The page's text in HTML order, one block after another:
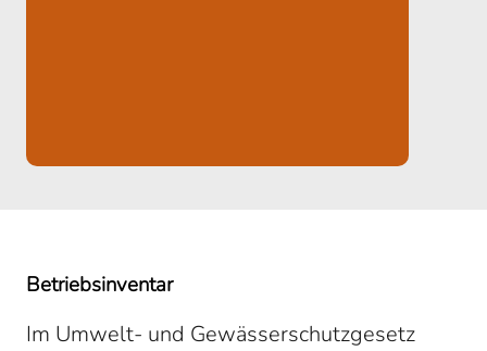
Betriebsinventar
Im Umwelt- und Gewässerschutzgesetz